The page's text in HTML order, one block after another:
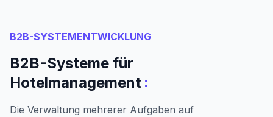
B2B-SYSTEMENTWICKLUNG
B2B-Systeme für
Hotelmanagement :
Die Verwaltung mehrerer Aufgaben auf